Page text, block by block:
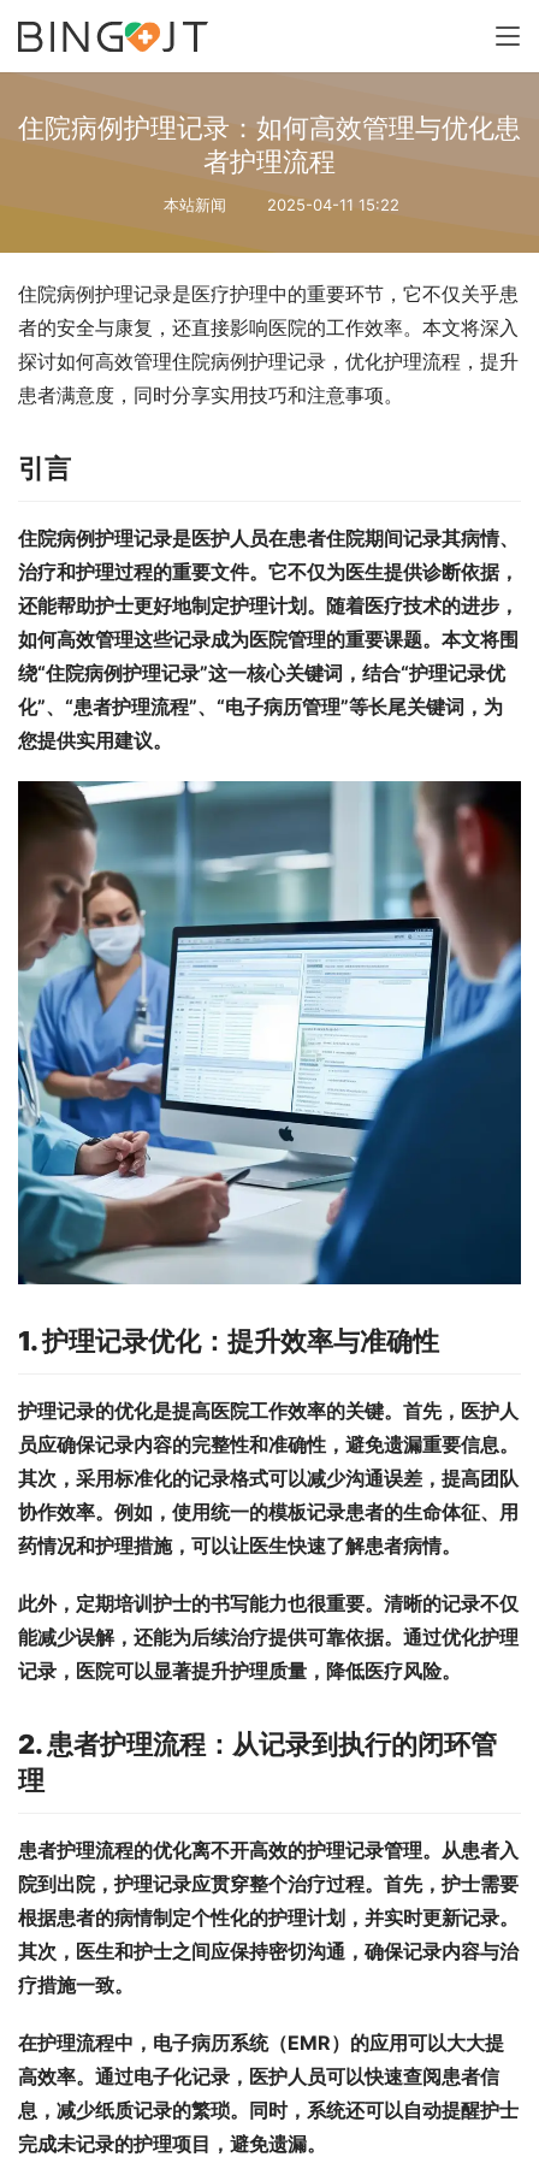
住院病例护理记录：如何高效管理与优化患
者护理流程
本站新闻 2025-04-11 15:22
住院病例护理记录是医疗护理中的重要环节，它不仅关乎患
者的安全与康复，还直接影响医院的工作效率。本文将深入
探讨如何高效管理住院病例护理记录，优化护理流程，提升
患者满意度，同时分享实用技巧和注意事项。
引言
住院病例护理记录是医护人员在患者住院期间记录其病情、
治疗和护理过程的重要文件。它不仅为医生提供诊断依据，
还能帮助护士更好地制定护理计划。随着医疗技术的进步，
如何高效管理这些记录成为医院管理的重要课题。本文将围
绕“住院病例护理记录”这一核心关键词，结合“护理记录优
化”、“患者护理流程”、“电子病历管理”等长尾关键词，为
您提供实用建议。
1. 护理记录优化：提升效率与准确性
护理记录的优化是提高医院工作效率的关键。首先，医护人
员应确保记录内容的完整性和准确性，避免遗漏重要信息。
其次，采用标准化的记录格式可以减少沟通误差，提高团队
协作效率。例如，使用统一的模板记录患者的生命体征、用
药情况和护理措施，可以让医生快速了解患者病情。
此外，定期培训护士的书写能力也很重要。清晰的记录不仅
能减少误解，还能为后续治疗提供可靠依据。通过优化护理
记录，医院可以显著提升护理质量，降低医疗风险。
2. 患者护理流程：从记录到执行的闭环管
理
患者护理流程的优化离不开高效的护理记录管理。从患者入
院到出院，护理记录应贯穿整个治疗过程。首先，护士需要
根据患者的病情制定个性化的护理计划，并实时更新记录。
其次，医生和护士之间应保持密切沟通，确保记录内容与治
疗措施一致。
在护理流程中，电子病历系统（EMR）的应用可以大大提
高效率。通过电子化记录，医护人员可以快速查阅患者信
息，减少纸质记录的繁琐。同时，系统还可以自动提醒护士
完成未记录的护理项目，避免遗漏。